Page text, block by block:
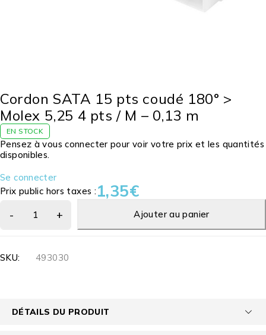
Cordon SATA 15 pts coudé 180° >
Molex 5,25 4 pts / M – 0,13 m
EN STOCK
Pensez à vous connecter pour voir votre prix et les quantités
disponibles.
Se connecter
Prix public hors taxes :1,35€
Ajouter au panier
SKU: 493030
DÉTAILS DU PRODUIT